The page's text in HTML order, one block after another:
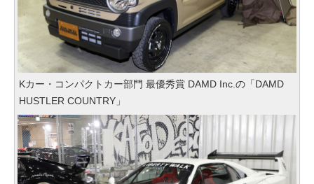
Kカー・コンパクトカー部門 最優秀賞 DAMD Inc.の「DAMD
HUSTLER COUNTRY」